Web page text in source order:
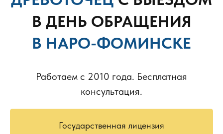
В ДЕНЬ ОБРАЩЕНИЯ
В НАРО-ФОМИНСКЕ
Работаем с 2010 года. Бесплатная
консультация.
Государственная лицензия